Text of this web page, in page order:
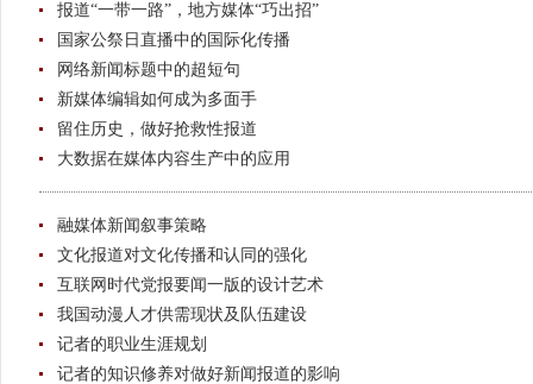
报道“一带一路”，地方媒体“巧出招”
国家公祭日直播中的国际化传播
网络新闻标题中的超短句
新媒体编辑如何成为多面手
留住历史，做好抢救性报道
大数据在媒体内容生产中的应用
融媒体新闻叙事策略
文化报道对文化传播和认同的强化
互联网时代党报要闻一版的设计艺术
我国动漫人才供需现状及队伍建设
记者的职业生涯规划
记者的知识修养对做好新闻报道的影响